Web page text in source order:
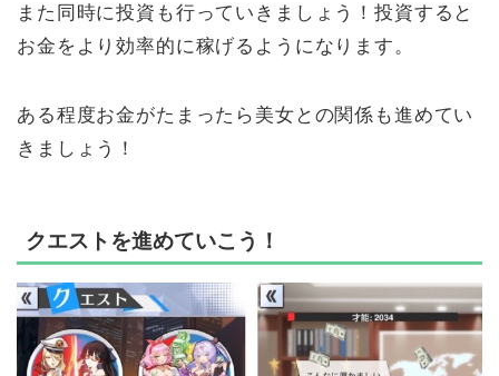
また同時に投資も行っていきましょう！投資すると
お金をより効率的に稼げるようになります。
ある程度お金がたまったら美女との関係も進めてい
きましょう！
クエストを進めていこう！